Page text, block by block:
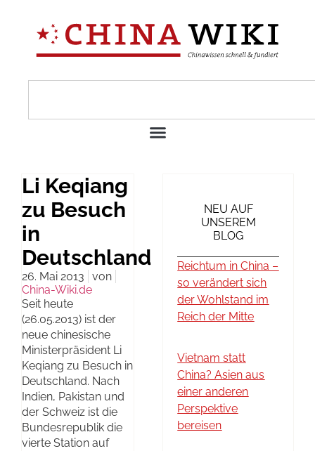
Li Keqiang
zu Besuch
in
Deutschland
26. Mai 2013
von
China-Wiki.de
Seit heute
(26.05.2013) ist der
neue chinesische
Ministerpräsident Li
Keqiang zu Besuch in
Deutschland. Nach
Indien, Pakistan und
der Schweiz ist die
Bundesrepublik die
vierte Station auf
NEU AUF
UNSEREM
BLOG
Reichtum in China –
so verändert sich
der Wohlstand im
Reich der Mitte
Vietnam statt
China? Asien aus
einer anderen
Perspektive
bereisen